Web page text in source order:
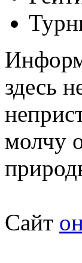
здесь
молчу
Сайт